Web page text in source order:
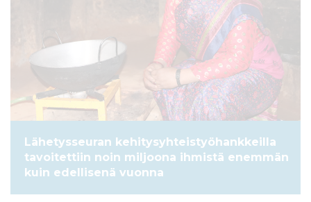
Lähetysseuran kehitysyhteistyöhankkeilla
tavoitettiin noin miljoona ihmistä enemmän
kuin edellisenä vuonna